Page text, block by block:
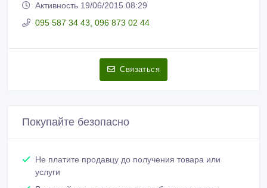
Активность 19/06/2015 08:29
095 587 34 43, 096 873 02 44
Связаться
Покупайте безопасно
Не платите продавцу до получения товара или
услуги